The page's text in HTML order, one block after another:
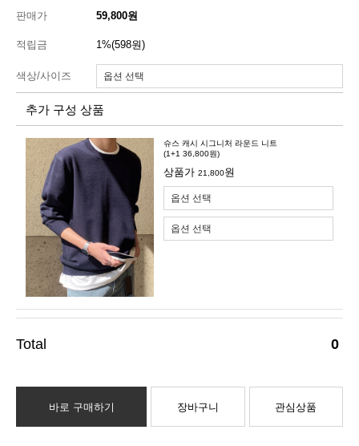
판매가 59,800원
적립금 1%(598원)
색상/사이즈
추가 구성 상품
슈스 캐시 시그니처 라운드 니트
(1+1 36,800원)
상품가 21,800원
0
바로 구매하기 장바구니 관심상품